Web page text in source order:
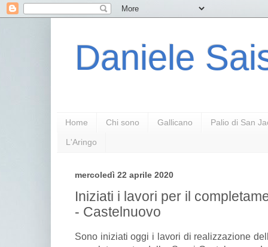
Daniele
Home Chi sono Gallicano Palio di San
L'Aringo
mercoledì 22 aprile 2020
Iniziati i lavori per il
- Castelnuovo
Sono iniziati oggi i lavori di realizzazione